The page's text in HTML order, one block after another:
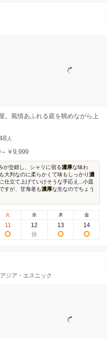
。風情あふれる庭を眺めながら上
人
￥9,999
が交錯し、シャリに宿る濃厚な味わ
判なのに柔らかくて味もしっかり濃
仕立て上げていけそうな手応え...小皿
すが、甘海老も濃厚な生なのでちょう
火
11
水
12
木
13
金
14
ジア・エスニック